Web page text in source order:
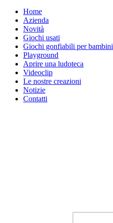
Home
Azienda
Novità
Giochi usati
Giochi gonfiabili per bambini
Playground
Aprire una ludoteca
Videoclip
Le nostre creazioni
Notizie
Contatti